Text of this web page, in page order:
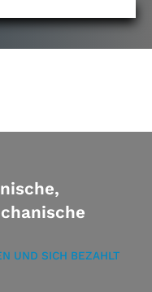
UND SICH BEZAHLT M